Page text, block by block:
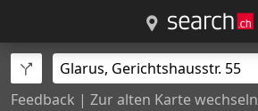
Feedback | Zur alten Karte wechseln